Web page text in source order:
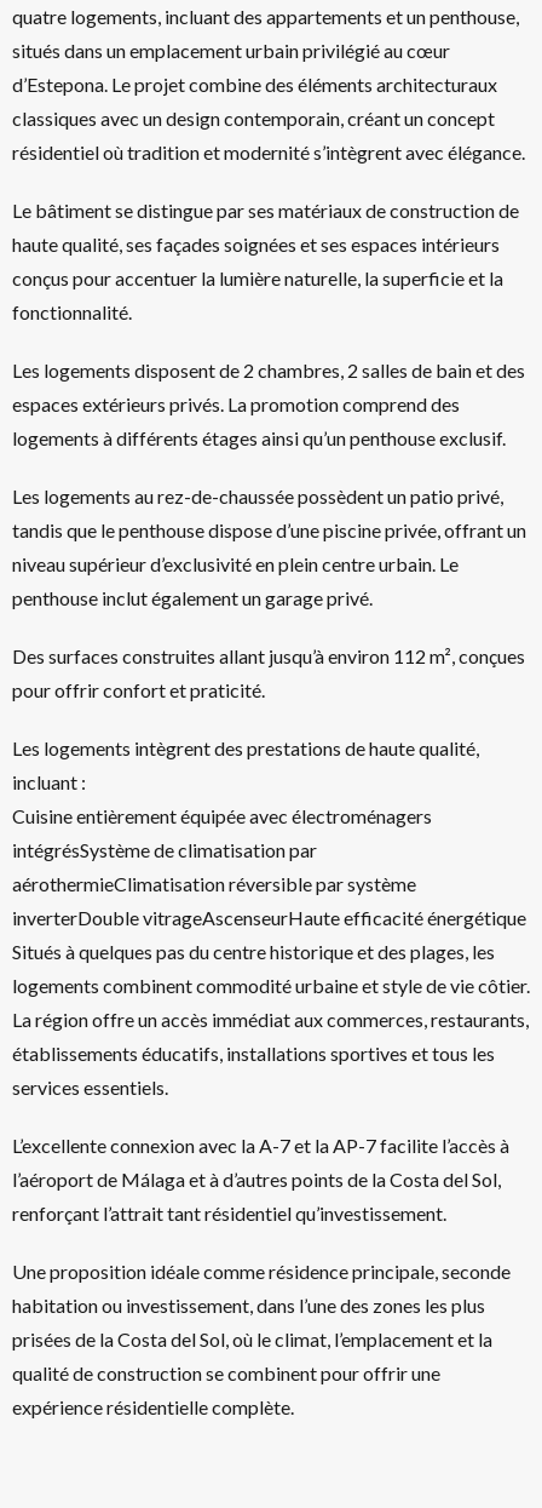
quatre logements, incluant des appartements et un penthouse,
situés dans un emplacement urbain privilégié au cœur
d’Estepona. Le projet combine des éléments architecturaux
classiques avec un design contemporain, créant un concept
résidentiel où tradition et modernité s’intègrent avec élégance.
Le bâtiment se distingue par ses matériaux de construction de
haute qualité, ses façades soignées et ses espaces intérieurs
conçus pour accentuer la lumière naturelle, la superficie et la
fonctionnalité.
Les logements disposent de 2 chambres, 2 salles de bain et des
espaces extérieurs privés. La promotion comprend des
logements à différents étages ainsi qu’un penthouse exclusif.
Les logements au rez-de-chaussée possèdent un patio privé,
tandis que le penthouse dispose d’une piscine privée, offrant un
niveau supérieur d’exclusivité en plein centre urbain. Le
penthouse inclut également un garage privé.
Des surfaces construites allant jusqu’à environ 112 m², conçues
pour offrir confort et praticité.
Les logements intègrent des prestations de haute qualité,
incluant :
Cuisine entièrement équipée avec électroménagers
intégrésSystème de climatisation par
aérothermieClimatisation réversible par système
inverterDouble vitrageAscenseurHaute efficacité énergétique
Situés à quelques pas du centre historique et des plages, les
logements combinent commodité urbaine et style de vie côtier.
La région offre un accès immédiat aux commerces, restaurants,
établissements éducatifs, installations sportives et tous les
services essentiels.
L’excellente connexion avec la A-7 et la AP-7 facilite l’accès à
l’aéroport de Málaga et à d’autres points de la Costa del Sol,
renforçant l’attrait tant résidentiel qu’investissement.
Une proposition idéale comme résidence principale, seconde
habitation ou investissement, dans l’une des zones les plus
prisées de la Costa del Sol, où le climat, l’emplacement et la
qualité de construction se combinent pour offrir une
expérience résidentielle complète.